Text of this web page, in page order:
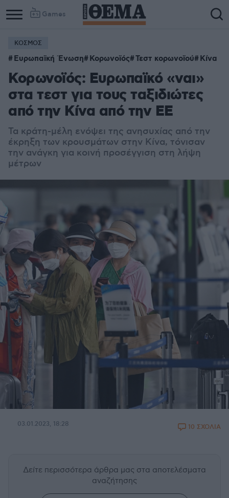
Games
ΚΟΣΜΟΣ
Ευρωπαϊκή Ένωση Κορωνοϊός Τεστ κορωνοϊού Κίνα
Κορωνοϊός: Ευρωπαϊκό «ναι»
στα τεστ για τους ταξιδιώτες
από την Κίνα από την ΕΕ
Τα κράτη-μέλη ενόψει της ανησυχίας από την
έκρηξη των κρουσμάτων στην Κίνα, τόνισαν
την ανάγκη για κοινή προσέγγιση στη λήψη
μέτρων
03.01.2023, 18:28 10 ΣΧΟΛΙΑ
Δείτε περισσότερα άρθρα μας στα αποτελέσματα
αναζήτησης